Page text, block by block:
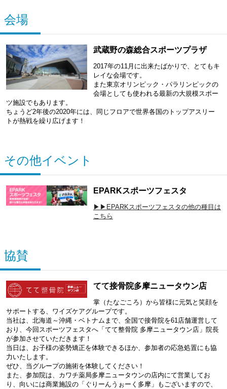
会場
武蔵野の森総合スポーツプラザ
2017年の11月に出来たばかりで、とてもキ
レイな会場です。
また東京オリンピック・パラリンピックの
会場としても使われる最新の大規模スポー
ツ施設でもあります。
ちょうど2年後の2020年には、同じフロアで世界各国のトップアスリー
トが熱戦を繰り広げます！
その他イベント
EPARKスポーツフェスタ
▶▶EPARKスポーツフェスタの他の種目は
こちら
協賛
てて接骨院多摩ニュータウン店
掌（たなごころ）から皆様に元気と笑顔を
サポートする、ワイズケアグループです。
当社は、北海道～沖縄・ベトナムまで、全国で接骨院を61店舗運営して
おり、今回スポーツフェスタへ「てて整骨院 多摩ニュータウン店」院長
が参加させていただきます！
当日は、お子様の姿勢矯正を体験できるほか、参加者の応急処置にも協
力いたします。
ぜひ、当グループの施術を体験してください！
また、参加院は、カワチ薬局多摩ニュータウンの店内にて営業してお
り、向いには商業施設の「ぐりーんうぉーく多摩」もございますので、